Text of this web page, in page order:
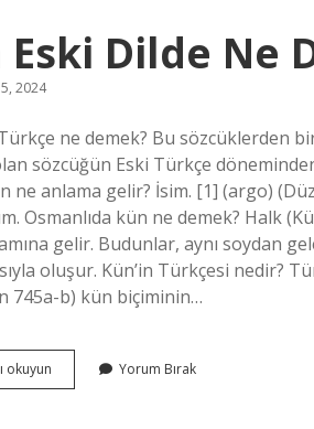
Eski Dilde Ne
2024
ne demek? Bu sözcüklerden
sözcüğün Eski Türkçe
ne anlama gelir? İsim. [1] (argo)
Osmanlıda kün ne demek? Halk
gelir. Budunlar, aynı soydan
oluşur. Kün’in Türkçesi nedir?
745a-b) kün biçiminin…
okuyun
Eski
Yorum Bırak